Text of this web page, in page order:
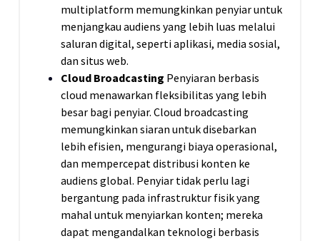
multiplatform memungkinkan penyiar untuk
menjangkau audiens yang lebih luas melalui
saluran digital, seperti aplikasi, media sosial,
dan situs web.
Cloud Broadcasting Penyiaran berbasis
cloud menawarkan fleksibilitas yang lebih
besar bagi penyiar. Cloud broadcasting
memungkinkan siaran untuk disebarkan
lebih efisien, mengurangi biaya operasional,
dan mempercepat distribusi konten ke
audiens global. Penyiar tidak perlu lagi
bergantung pada infrastruktur fisik yang
mahal untuk menyiarkan konten; mereka
dapat mengandalkan teknologi berbasis